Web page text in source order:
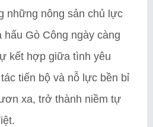
những nông sản chủ lực
Gò Công ngày càng
kết hợp giữa tình yêu
tiến bộ và nỗ lực bền bỉ
xa, trở thành niềm tự